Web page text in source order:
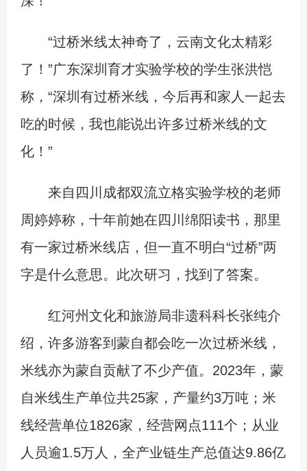
“过桥米线太神奇了，云南文化太精彩
了！”广东深圳育才实验学校的学生张洪恺
称，“深圳有过桥米线，今后再和家人一起去
吃的时候，我也能说出许多过桥米线的文
化！”
来自四川成都双流立格实验学校的老师
周婷婷称，十年前她在四川绵阳读书，那里
有一家过桥米线店，但一直不明白“过桥”两
字是什么意思。此次研习，找到了答案。
红河州文化和旅游局非遗科科长张纯介
绍，许多游客到蒙自都会吃一次过桥米线，
米线亦为蒙自贡献了不少产值。2023年，蒙
自米线生产单位共25家，产量约3万吨；米
线经营单位1826家，经营网点111个；从业
人员逾1.5万人，全产业链生产总值达9.86亿